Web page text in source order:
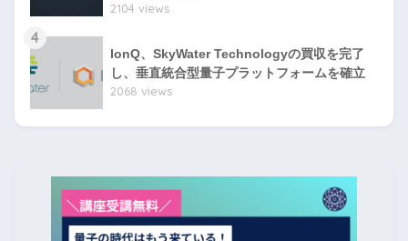
2104 views
4
IonQ、SkyWater Technologyの買収を完了
し、垂直統合型量子プラットフォームを確立
2068 views